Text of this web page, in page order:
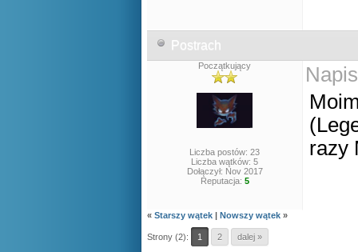
Postrach
Początkujący
Liczba postów: 23
Liczba wątków: 5
Dołączył: Nov 2017
Reputacja: 5
razy
« Starszy wątek | Nowszy wątek »
Strony (2): 1 2 dalej »